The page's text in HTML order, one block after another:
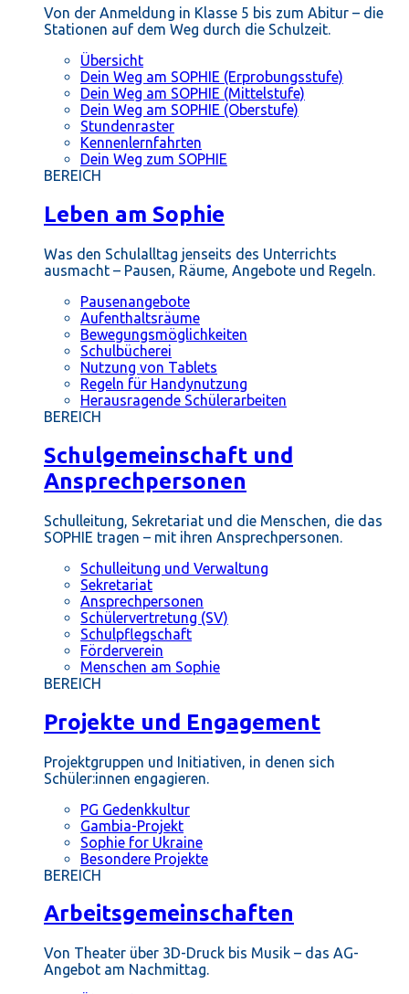
Von der Anmeldung in Klasse 5 bis zum Abitur – die
Stationen auf dem Weg durch die Schulzeit.
Übersicht
Dein Weg am SOPHIE (Erprobungsstufe)
Dein Weg am SOPHIE (Mittelstufe)
Dein Weg am SOPHIE (Oberstufe)
Stundenraster
Kennenlernfahrten
Dein Weg zum SOPHIE
BEREICH
Leben am Sophie
Was den Schulalltag jenseits des Unterrichts
ausmacht – Pausen, Räume, Angebote und Regeln.
Pausenangebote
Aufenthaltsräume
Bewegungsmöglichkeiten
Schulbücherei
Nutzung von Tablets
Regeln für Handynutzung
Herausragende Schülerarbeiten
BEREICH
Schulgemeinschaft und
Ansprechpersonen
Schulleitung, Sekretariat und die Menschen, die das
SOPHIE tragen – mit ihren Ansprechpersonen.
Schulleitung und Verwaltung
Sekretariat
Ansprechpersonen
Schülervertretung (SV)
Schulpflegschaft
Förderverein
Menschen am Sophie
BEREICH
Projekte und Engagement
Projektgruppen und Initiativen, in denen sich
Schüler:innen engagieren.
PG Gedenkkultur
Gambia-Projekt
Sophie for Ukraine
Besondere Projekte
BEREICH
Arbeitsgemeinschaften
Von Theater über 3D-Druck bis Musik – das AG-
Angebot am Nachmittag.